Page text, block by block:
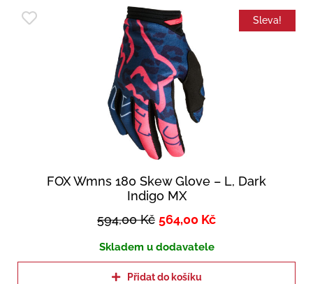
Sleva!
FOX Wmns 180 Skew Glove – L, Dark
Indigo MX
594,00Kč 564,00 Kč
Skladem u dodavatele
Přidat do košíku